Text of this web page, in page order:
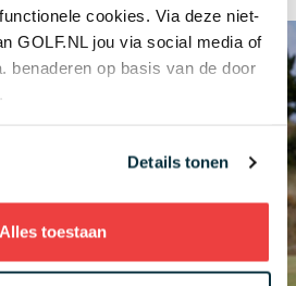
cookies. Via deze niet-
GOLF.NL jou via social media of
benaderen op basis van de door
Details tonen
Alles toestaan